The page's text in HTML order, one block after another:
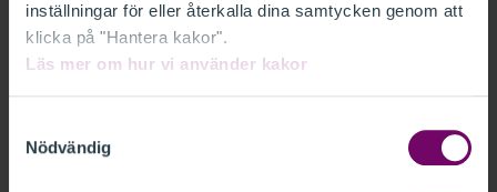
inställningar för eller återkalla dina samtycken genom att
klicka på "Hantera kakor".
Läs mer om hur vi använder kakor
Nödvändig
1895
1895 års aktiebolagslag lagstiftar om att styrelsens